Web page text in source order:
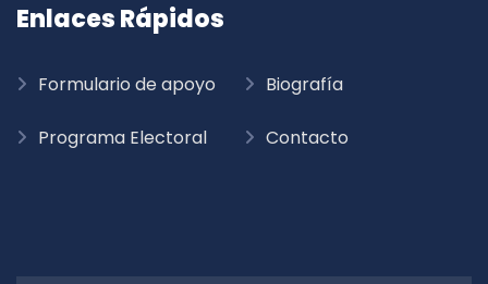
Enlaces Rápidos
Formulario de apoyo Biografía
Programa Electoral Contacto